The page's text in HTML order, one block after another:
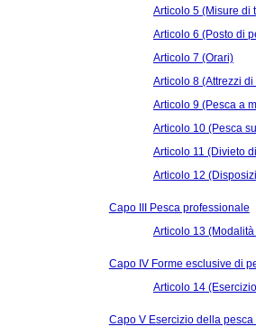
Articolo 5 (Misure di
Articolo 6 (Posto di
Articolo 7 (Orari)
Articolo 8 (Attrezzi
Articolo 9 (Pesca a
Articolo 10 (Pesca
Articolo 11 (Divieto
Articolo 12
Capo III Pesca professionale
Articolo 13
Capo IV Forme esclusive di
Articolo 14
Capo V Esercizio della